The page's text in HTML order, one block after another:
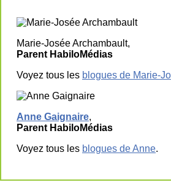
Marie-Josée Archambault,
Parent HabiloMédias
Voyez tous les blogues de Marie-
Anne Gaignaire,
Parent HabiloMédias
Voyez tous les blogues de Anne.